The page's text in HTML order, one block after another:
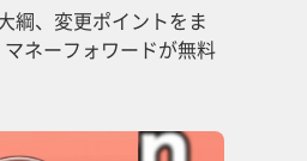
綱、変更ポイントをま
ネーフォワードが無料